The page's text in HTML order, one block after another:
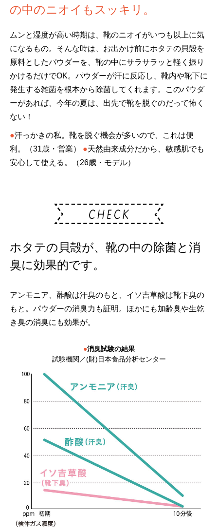
の中のニオイもスッキリ。
ムンと湿度が高い時期は、靴のニオイがいつも以上に気
になるもの。そんな時は、お出かけ前にホタテの貝殻を
原料としたパウダーを、靴の中にサラサラッと軽く振り
かけるだけでOK。パウダーが汗に反応し、靴内や靴下に
発生する雑菌を根本から除菌してくれます。このパウダ
ーがあれば、今年の夏は、出先で靴を脱ぐのだって怖く
ない！
●汗っかきの私。靴を脱ぐ機会が多いので、これは便
利。（31歳・営業）
●天然由来成分だから、敏感肌でも
安心して使える。（26歳・モデル）
ホタテの貝殻が、靴の中の除菌と消
臭に効果的です。
アンモニア、酢酸は汗臭のもと、イソ吉草酸は靴下臭の
もと。パウダーの消臭力も証明。ほかにも加齢臭や生乾
き臭の消臭にも効果が。
●消臭試験の結果
試験機関／(財)日本食品分析センター